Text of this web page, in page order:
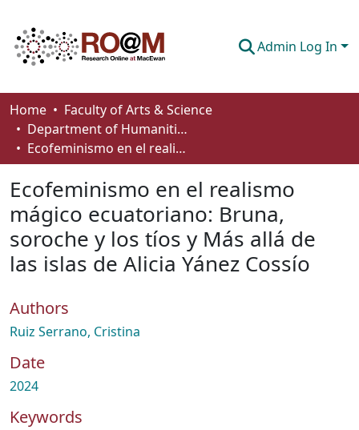
Admin Log In
Communities & Collections
Browse
About
How To Deposit
Home
Faculty of Arts & Science
Department of Humanities
Ecofeminismo en el realismo mágico ecuatoriano: Bruna, soroche y los tíos y Más allá de las islas de Alicia Yánez Cossío
Ecofeminismo en el realismo
mágico ecuatoriano: Bruna,
soroche y los tíos y Más allá de
las islas de Alicia Yánez Cossío
Authors
Ruiz Serrano, Cristina
Date
2024
Keywords